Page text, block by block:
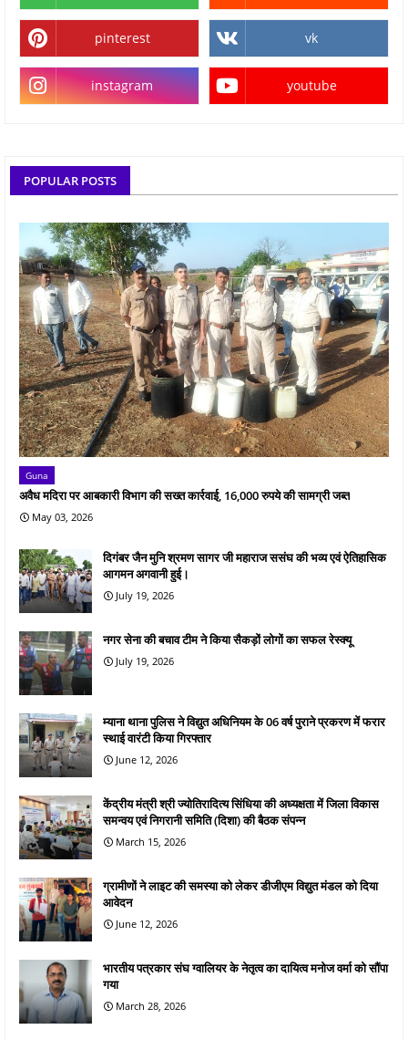
pinterest vk
instagram youtube
POPULAR POSTS
Guna
अवैध मदिरा पर आबकारी विभाग की सख्त कार्रवाई, 16,000 रुपये की सामग्री जब्त
May 03, 2026
दिगंबर जैन मुनि श्रमण सागर जी महाराज ससंघ की भव्य एवं ऐतिहासिक
आगमन अगवानी हुई।
July 19, 2026
नगर सेना की बचाव टीम ने किया सैकड़ों लोगों का सफल रेस्क्यू
July 19, 2026
म्याना थाना पुलिस ने विद्युत अधिनियम के 06 वर्ष पुराने प्रकरण में फरार
स्थाई वारंटी किया गिरफ्तार
June 12, 2026
केंद्रीय मंत्री श्री ज्योतिरादित्य सिंधिया की अध्यक्षता में जिला विकास
समन्वय एवं निगरानी समिति (दिशा) की बैठक संपन्न
March 15, 2026
ग्रामीणों ने लाइट की समस्या को लेकर डीजीएम विद्युत मंडल को दिया
आवेदन
June 12, 2026
भारतीय पत्रकार संघ ग्वालियर के नेतृत्व का दायित्व मनोज वर्मा को सौंपा
गया
March 28, 2026